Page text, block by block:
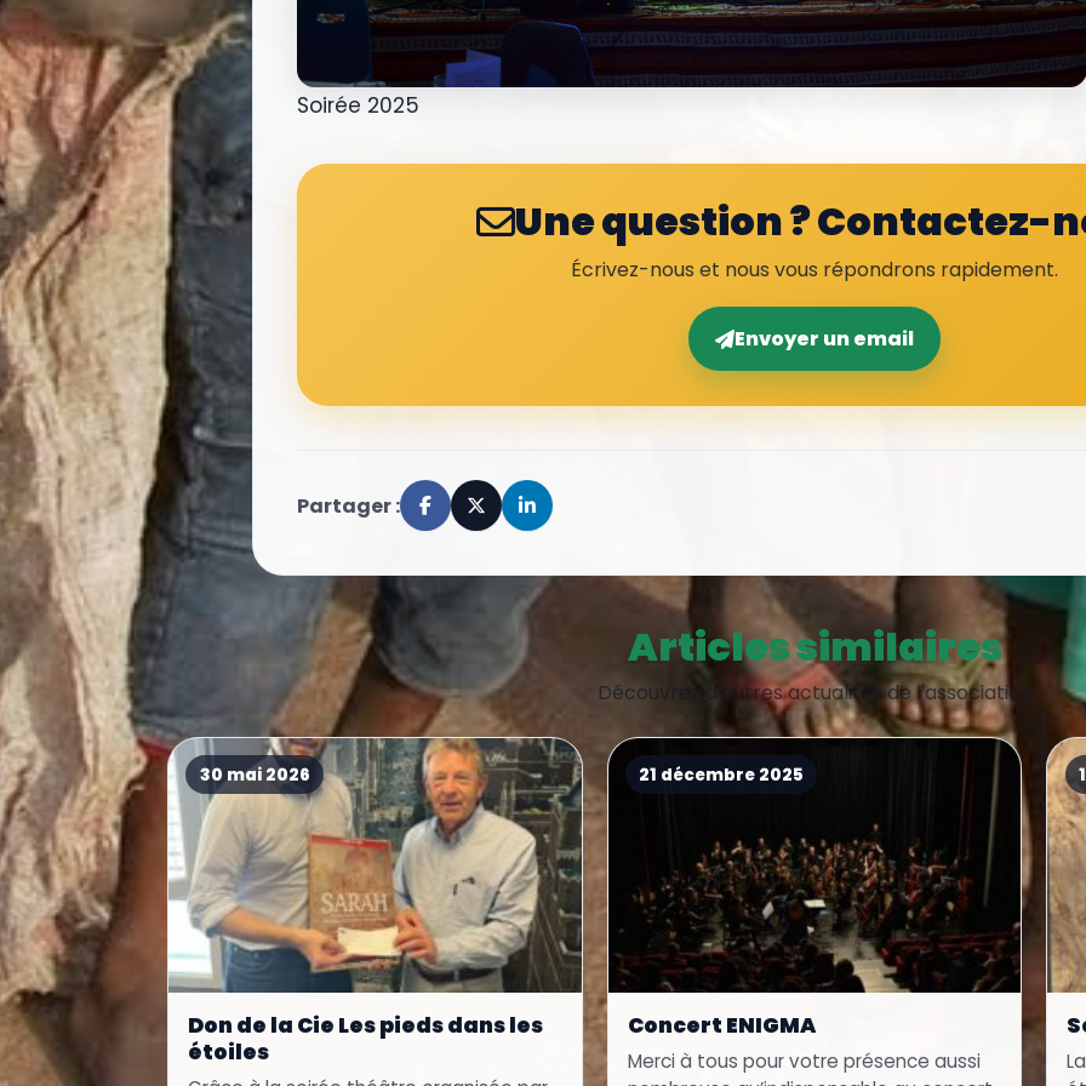
Soirée 2025
Une question ? Contactez-
Écrivez-nous et nous vous répondrons rapidement.
Envoyer un email
Partager :
Articles similaires
Découvrez d'autres actualités de l'association
30 mai 2026
Don de la Cie Les pieds dans les
étoiles
21 décembre 2025
Concert ENIGMA
Merci à tous pour votre présence aussi